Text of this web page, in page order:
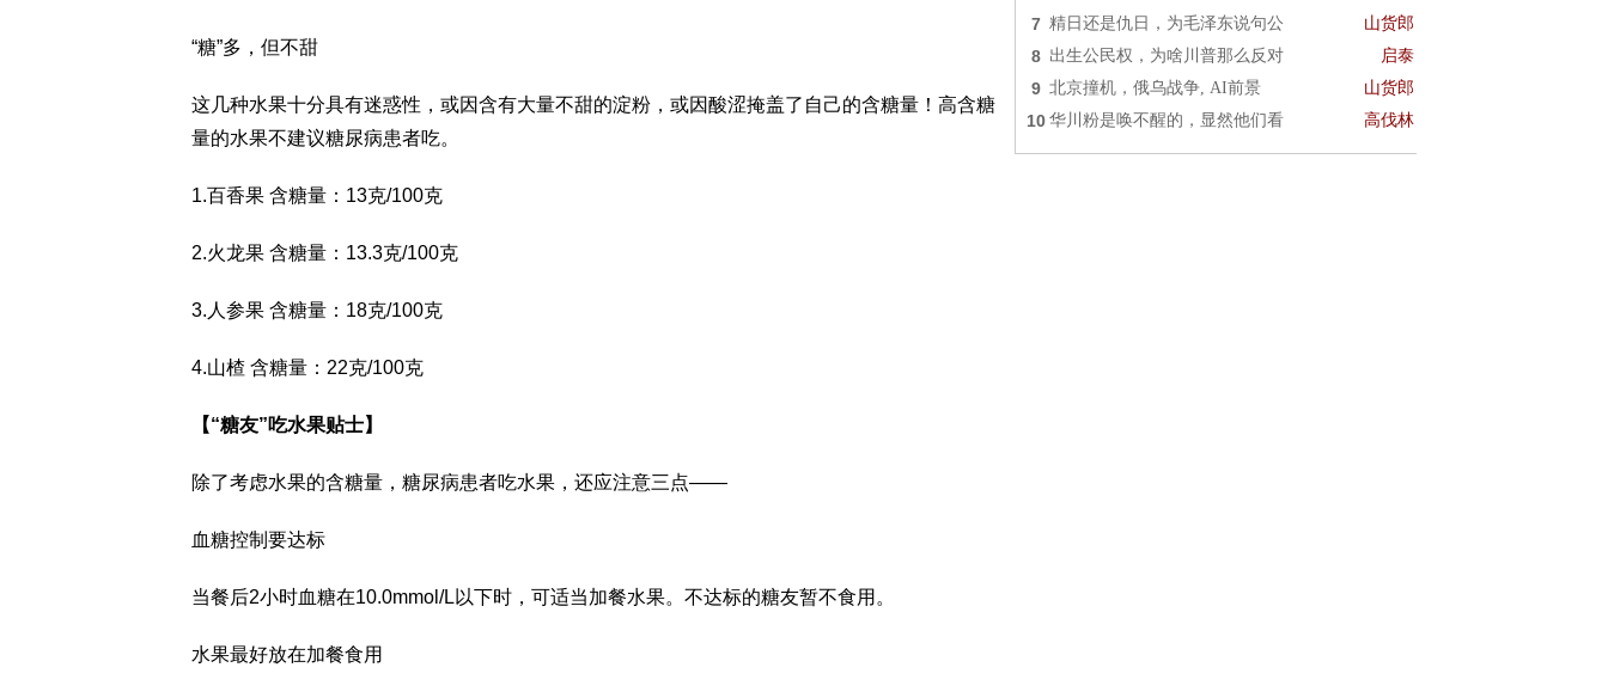
“糖”多，但不甜
这几种水果十分具有迷惑性，或因含有大量不甜的淀粉，或因酸涩掩盖了自己的含糖量！高含糖
量的水果不建议糖尿病患者吃。
1.百香果 含糖量：13克/100克
2.火龙果 含糖量：13.3克/100克
3.人参果 含糖量：18克/100克
4.山楂 含糖量：22克/100克
【“糖友”吃水果贴士】
除了考虑水果的含糖量，糖尿病患者吃水果，还应注意三点——
血糖控制要达标
当餐后2小时血糖在10.0mmol/L以下时，可适当加餐水果。不达标的糖友暂不食用。
水果最好放在加餐食用
7 精日还是仇日，为毛泽东说句公 山货郎
8 出生公民权，为啥川普那么反对 启泰
9 北京撞机，俄乌战争, AI前景 山货郎
10 华川粉是唤不醒的，显然他们看 高伐林